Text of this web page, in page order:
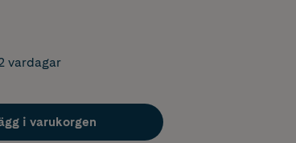
vardagar
i varukorgen